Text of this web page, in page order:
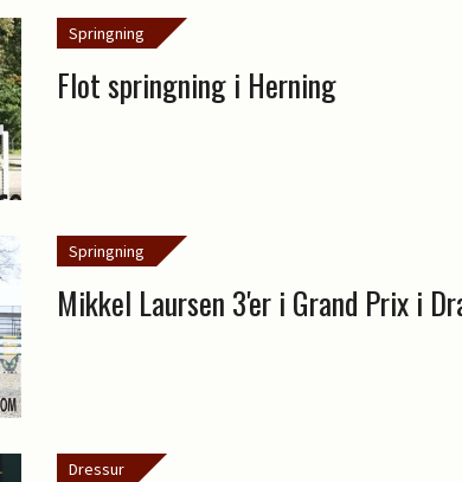
Springning
Flot springning i Herning
Springning
Mikkel Laursen 3'er i Grand Prix i
Dressur